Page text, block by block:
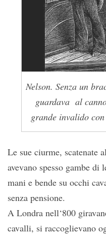
Nelson. Senza un
guardava al
grande invalido
Le sue ciurme, scatenate
avevano spesso gambe
mani e bende su occhi
senza pensione.
A Londra nell‘800
cavalli, si raccoglievano